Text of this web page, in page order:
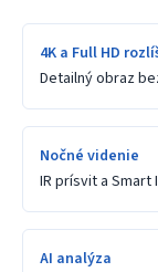
4K a Full HD
Detailný obraz
Nočné videnie
IR prísvit a Smart
AI analýza